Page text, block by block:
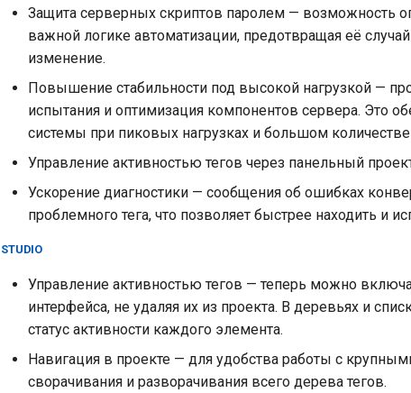
Защита серверных скриптов паролем — возможность
важной логике автоматизации, предотвращая её
изменение.
Повышение стабильности под высокой нагрузкой —
испытания и оптимизация компонентов сервера. Это
системы при пиковых нагрузках и большом количестве
Управление активностью тегов через панельный
Ускорение диагностики — сообщения об ошибках
проблемного тега, что позволяет быстрее находить и
STUDIO
Управление активностью тегов — теперь можно
интерфейса, не удаляя их из проекта. В деревьях и
статус активности каждого элемента.
Навигация в проекте — для удобства работы с
сворачивания и разворачивания всего дерева тегов.